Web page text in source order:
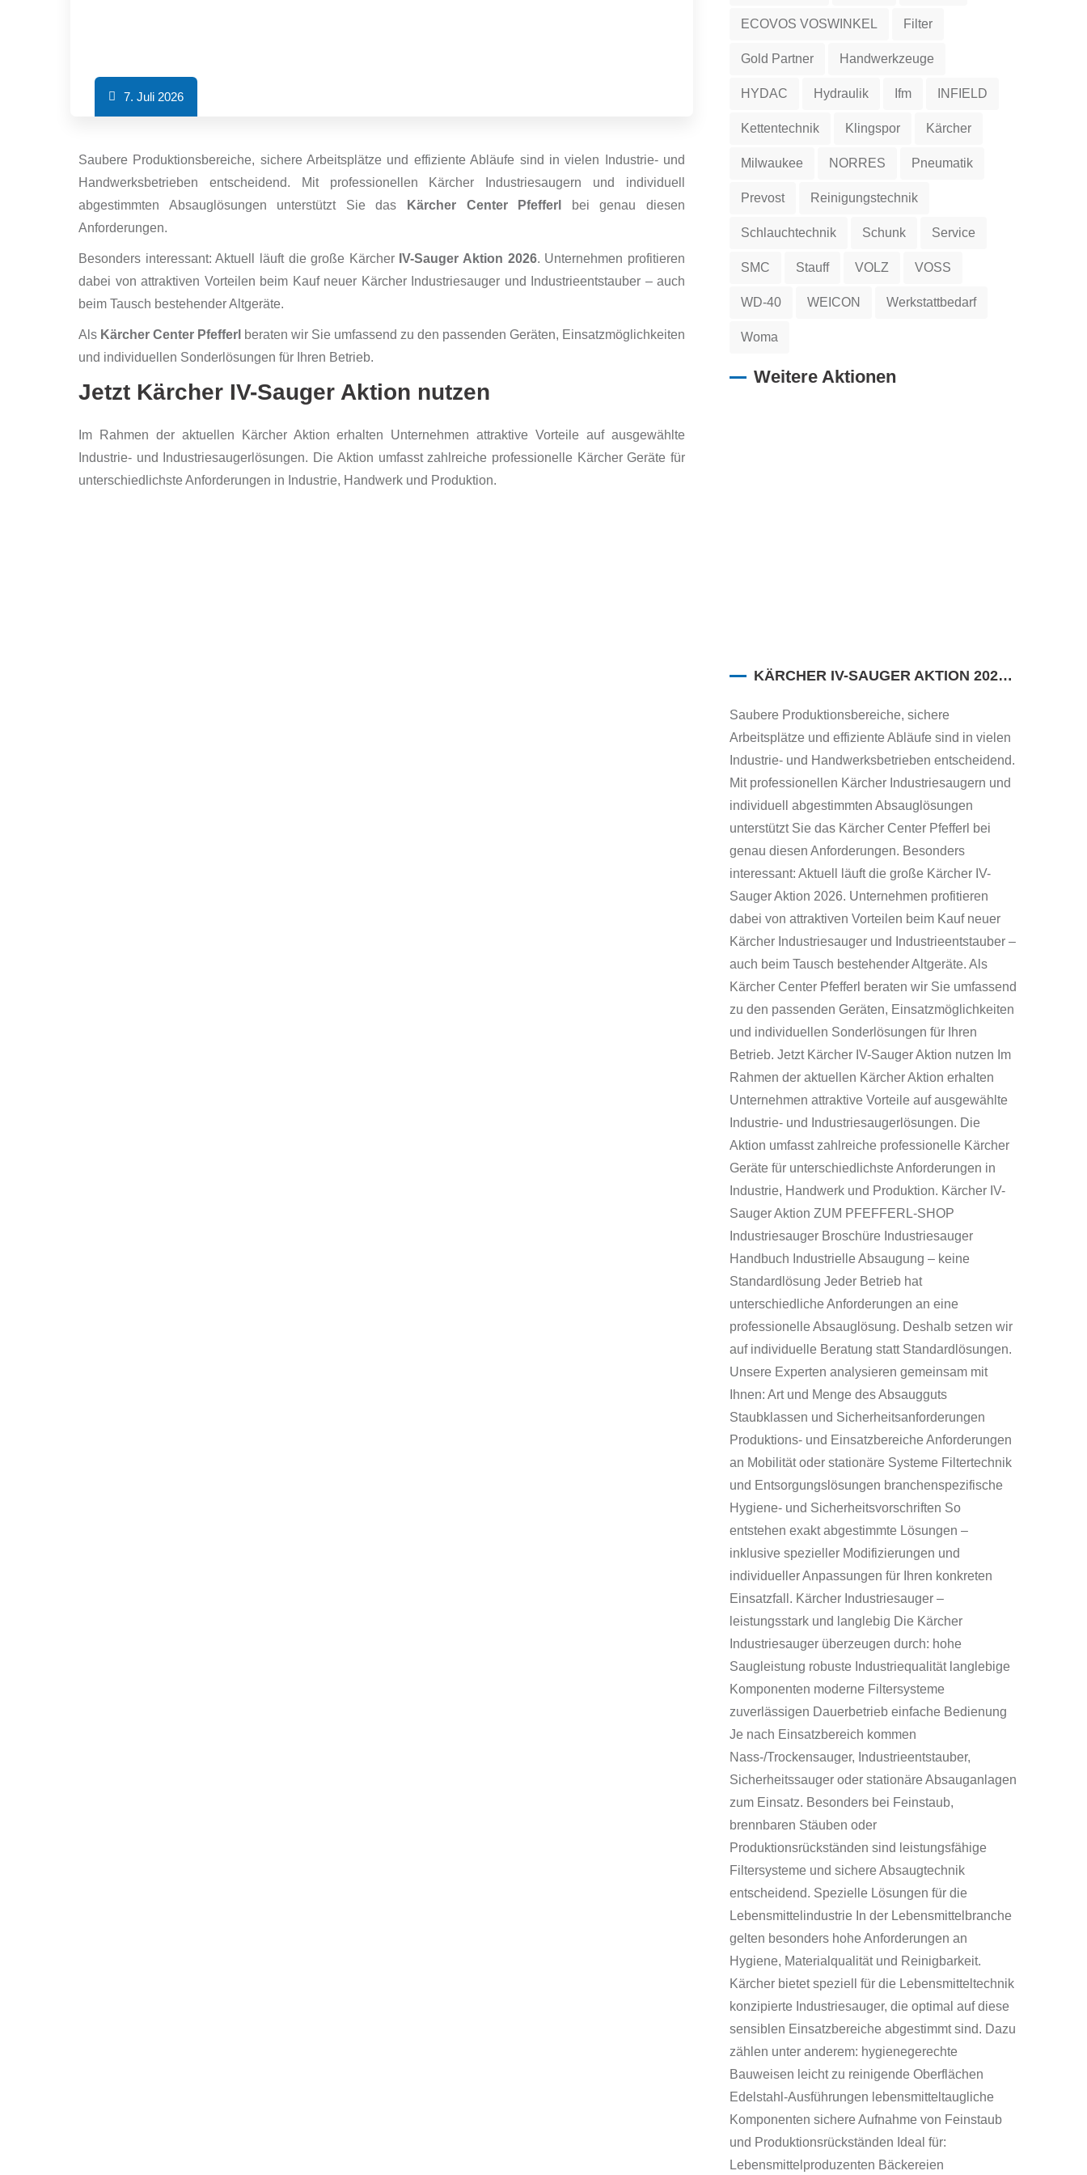
7. Juli 2026
Saubere Produktionsbereiche, sichere Arbeitsplätze und effiziente Abläufe sind in vielen Industrie- und
Handwerksbetrieben entscheidend. Mit professionellen Kärcher Industriesaugern und individuell
abgestimmten Absauglösungen unterstützt Sie das
Kärcher Center Pfefferl
bei genau diesen
Anforderungen.
Besonders interessant: Aktuell läuft die große Kärcher IV-Sauger Aktion 2026. Unternehmen profitieren
dabei von attraktiven Vorteilen beim Kauf neuer Kärcher Industriesauger und Industrieentstauber – auch
beim Tausch bestehender Altgeräte.
Als Kärcher Center Pfefferl beraten wir Sie umfassend zu den passenden Geräten, Einsatzmöglichkeiten
und individuellen Sonderlösungen für Ihren Betrieb.
Jetzt Kärcher IV-Sauger Aktion nutzen
Im Rahmen der aktuellen Kärcher Aktion erhalten Unternehmen attraktive Vorteile auf ausgewählte
Industrie- und Industriesaugerlösungen. Die Aktion umfasst zahlreiche professionelle Kärcher Geräte für
unterschiedlichste Anforderungen in Industrie, Handwerk und Produktion.
ECOVOS VOSWINKEL Filter
Gold Partner Handwerkzeuge
HYDAC Hydraulik Ifm INFIELD
Kettentechnik Klingspor Kärcher
Milwaukee NORRES Pneumatik
Prevost Reinigungstechnik
Schlauchtechnik Schunk Service
SMC Stauff VOLZ VOSS
WD-40 WEICON Werkstattbedarf
Woma
Weitere Aktionen
KÄRCHER IV-SAUGER AKTION 2026
ÖSUNGEN VON PFEFFERL I
NDUSTRIETECHNIK
Saubere Produktionsbereiche, sichere
Arbeitsplätze und effiziente Abläufe sind in vielen
Industrie- und Handwerksbetrieben entscheidend.
Mit professionellen Kärcher Industriesaugern und
individuell abgestimmten Absauglösungen
unterstützt Sie das Kärcher Center Pfefferl bei
genau diesen Anforderungen. Besonders
interessant: Aktuell läuft die große Kärcher IV-
Sauger Aktion 2026. Unternehmen profitieren
dabei von attraktiven Vorteilen beim Kauf neuer
Kärcher Industriesauger und Industrieentstauber –
auch beim Tausch bestehender Altgeräte. Als
Kärcher Center Pfefferl beraten wir Sie umfassend
zu den passenden Geräten, Einsatzmöglichkeiten
und individuellen Sonderlösungen für Ihren
Betrieb. Jetzt Kärcher IV-Sauger Aktion nutzen Im
Rahmen der aktuellen Kärcher Aktion erhalten
Unternehmen attraktive Vorteile auf ausgewählte
Industrie- und Industriesaugerlösungen. Die
Aktion umfasst zahlreiche professionelle Kärcher
Geräte für unterschiedlichste Anforderungen in
Industrie, Handwerk und Produktion. Kärcher IV-
Sauger Aktion ZUM PFEFFERL-SHOP
Industriesauger Broschüre Industriesauger
Handbuch Industrielle Absaugung – keine
Standardlösung Jeder Betrieb hat
unterschiedliche Anforderungen an eine
professionelle Absauglösung. Deshalb setzen wir
auf individuelle Beratung statt Standardlösungen.
Unsere Experten analysieren gemeinsam mit
Ihnen: Art und Menge des Absaugguts
Staubklassen und Sicherheitsanforderungen
Produktions- und Einsatzbereiche Anforderungen
an Mobilität oder stationäre Systeme Filtertechnik
und Entsorgungslösungen branchenspezifische
Hygiene- und Sicherheitsvorschriften So
entstehen exakt abgestimmte Lösungen –
inklusive spezieller Modifizierungen und
individueller Anpassungen für Ihren konkreten
Einsatzfall. Kärcher Industriesauger –
leistungsstark und langlebig Die Kärcher
Industriesauger überzeugen durch: hohe
Saugleistung robuste Industriequalität langlebige
Komponenten moderne Filtersysteme
zuverlässigen Dauerbetrieb einfache Bedienung
Je nach Einsatzbereich kommen
Nass-/Trockensauger, Industrieentstauber,
Sicherheitssauger oder stationäre Absauganlagen
zum Einsatz. Besonders bei Feinstaub,
brennbaren Stäuben oder
Produktionsrückständen sind leistungsfähige
Filtersysteme und sichere Absaugtechnik
entscheidend. Spezielle Lösungen für die
Lebensmittelindustrie In der Lebensmittelbranche
gelten besonders hohe Anforderungen an
Hygiene, Materialqualität und Reinigbarkeit.
Kärcher bietet speziell für die Lebensmitteltechnik
konzipierte Industriesauger, die optimal auf diese
sensiblen Einsatzbereiche abgestimmt sind. Dazu
zählen unter anderem: hygienegerechte
Bauweisen leicht zu reinigende Oberflächen
Edelstahl-Ausführungen lebensmitteltaugliche
Komponenten sichere Aufnahme von Feinstaub
und Produktionsrückständen Ideal für:
Lebensmittelproduzenten Bäckereien